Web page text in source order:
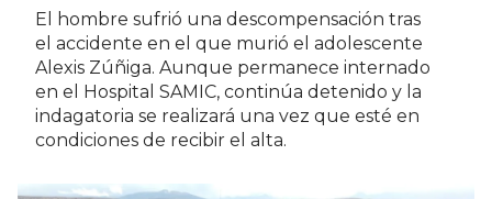
El hombre sufrió una descompensación tras
el accidente en el que murió el adolescente
Alexis Zúñiga. Aunque permanece internado
en el Hospital SAMIC, continúa detenido y la
indagatoria se realizará una vez que esté en
condiciones de recibir el alta.